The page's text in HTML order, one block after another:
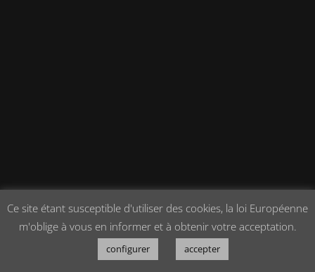
Ce site étant susceptible d'utiliser des cookies, la loi Européenne
m'oblige à vous en informer et à obtenir votre acceptation.
configurer accepter